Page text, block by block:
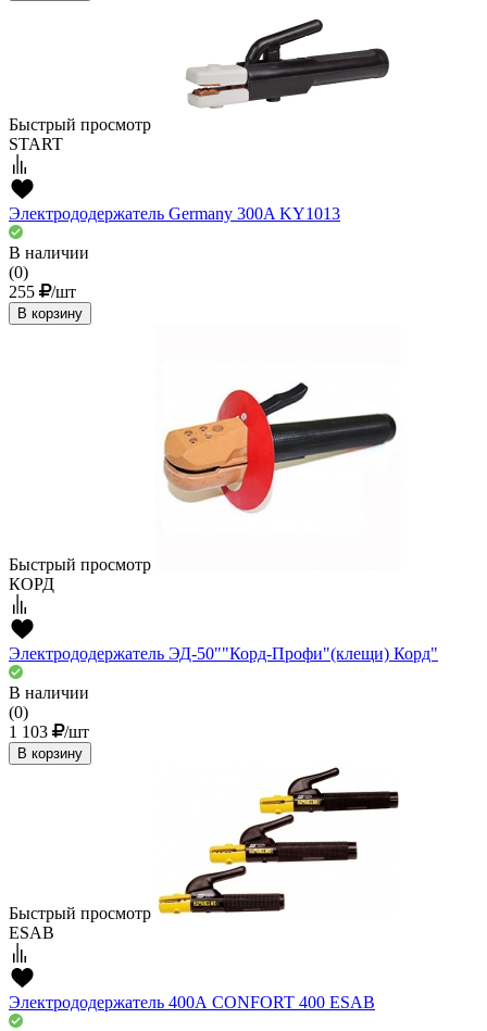
Быстрый просмотр
START
Электрододержатель Germany 300A KY1013
В наличии
(0)
255
/шт
В корзину
Быстрый просмотр
КОРД
Электрододержатель ЭД-50""Корд-Профи"(клещи) Корд"
В наличии
(0)
1 103
/шт
В корзину
Быстрый просмотр
ESAB
Электрододержатель 400А CONFORT 400 ESAB